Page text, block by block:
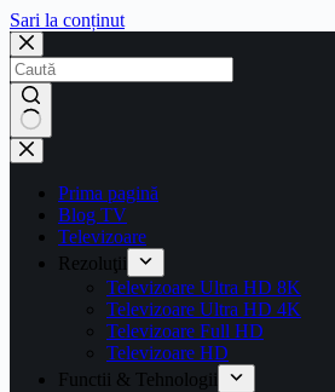
Sari la conținut
Prima pagină
Blog TV
Televizoare
Rezoluţii
Televizoare Ultra HD 8K
Televizoare Ultra HD 4K
Televizoare Full HD
Televizoare HD
Functii & Tehnologii